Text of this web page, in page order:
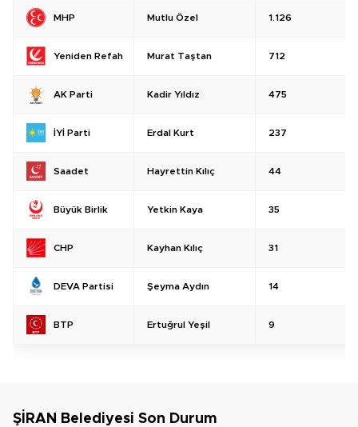
MHP Mutlu Özel 1.126
Yeniden Refah Murat Taştan 712
AK Parti Kadir Yıldız 475
İYİ Parti Erdal Kurt 237
Saadet Hayrettin Kılıç 44
Büyük Birlik Yetkin Kaya 35
CHP Kayhan Kılıç 31
DEVA Partisi Şeyma Aydın 14
BTP Ertuğrul Yeşil 9
ŞİRAN Belediyesi Son Durum